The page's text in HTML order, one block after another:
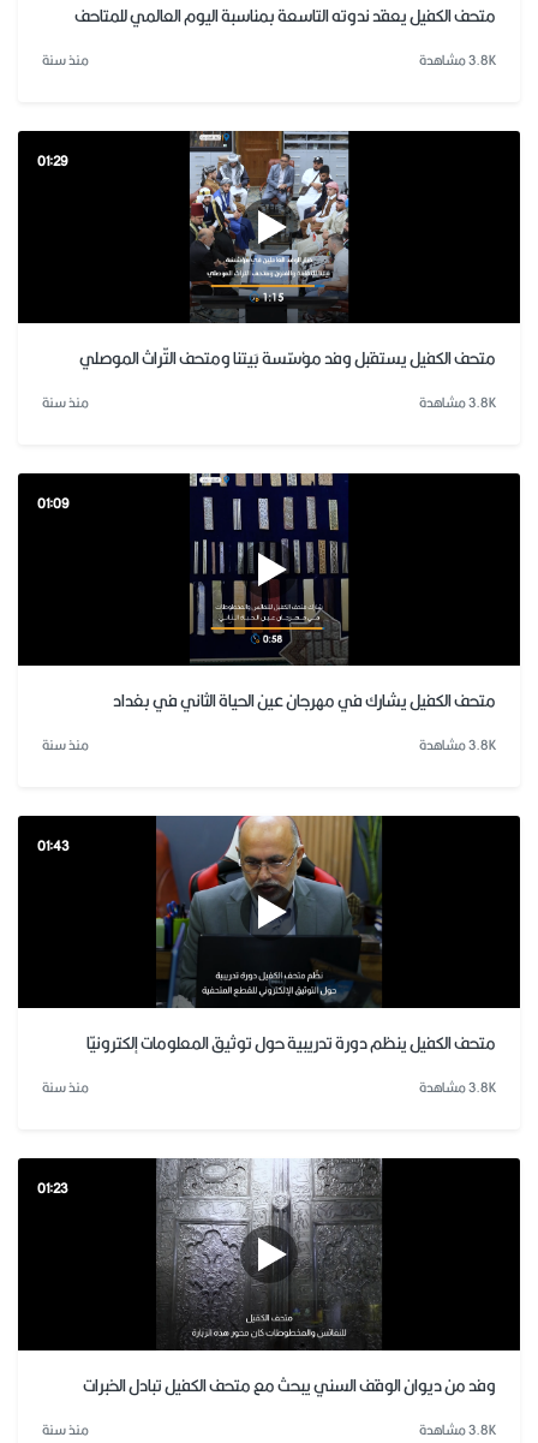
متحف الكفيل يعقد ندوته التاسعة بمناسبة اليوم العالمي للمتاحف
3.8K مشاهدة منذ سنة
01:29
متحف الكفيل يستقبل وفد مؤسّسة بَيتنا ومتحف التّراث الموصلي
3.8K مشاهدة منذ سنة
01:09
متحف الكفيل يشارك في مهرجان عين الحياة الثاني في بغداد
3.8K مشاهدة منذ سنة
01:43
متحف الكفيل ينظم دورة تدريبية حول توثيق المعلومات إلكترونيّا
3.8K مشاهدة منذ سنة
01:23
وفد من ديوان الوقف السني يبحث مع متحف الكفيل تبادل الخبرات
3.8K مشاهدة منذ سنة